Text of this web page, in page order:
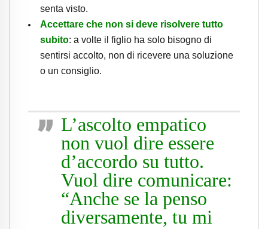
senta visto.
Accettare che non si deve risolvere tutto
subito: a volte il figlio ha solo bisogno di
sentirsi accolto, non di ricevere una soluzione
o un consiglio.
L’ascolto empatico
non vuol dire essere
d’accordo su tutto.
Vuol dire comunicare:
“Anche se la penso
diversamente, tu mi